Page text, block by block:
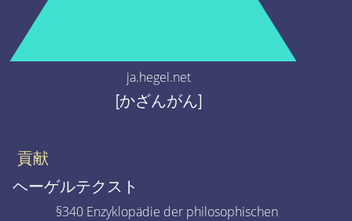
ja.hegel.net
[かざんがん]
貢献
ヘーゲルテクスト
§340 Enzyklopädie der philosophischen